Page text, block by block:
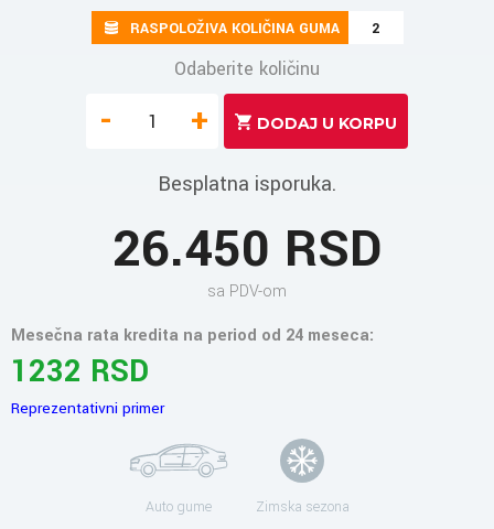
RASPOLOŽIVA KOLIČINA GUMA 2
Odaberite količinu
- +
Besplatna isporuka.
26.450 RSD
sa PDV-om
Mesečna rata kredita na period od 24 meseca:
1232 RSD
Reprezentativni primer
Auto gume Zimska sezona